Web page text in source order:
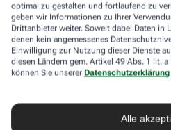
optimal zu gestalten und fortlaufend zu
geben wir Informationen zu Ihrer
Drittanbieter weiter. Soweit dabei Daten in
denen kein angemessenes
Einwilligung zur Nutzung dieser Dienste
diesen Ländern gem. Artikel 49 Abs. 1 lit.
können Sie unserer Datenschutzerklärung
Alle
Stoffwechselerkrankung sammelt
sehr viel LDL-Cholesterin im Blut an
lagert sich an den Wänden der
entwickeln oft schon im jungen
Arteriosklerose.
bis zur Menopause durch Hormone